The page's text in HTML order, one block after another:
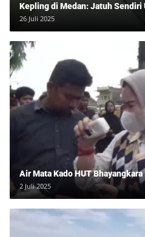
Kepling di Medan: Jatuh Sendiri
26 Juli 2025
Air Mata Kado HUT Bhayangkara
2 Juli 2025